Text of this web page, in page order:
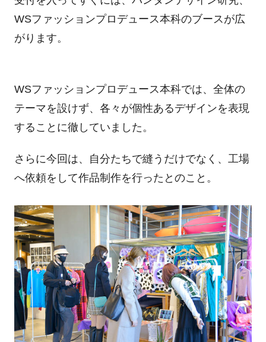
WSファッションプロデュース本科のブースが広
がります。
WSファッションプロデュース本科では、全体の
テーマを設けず、各々が個性あるデザインを表現
することに徹していました。
さらに今回は、自分たちで縫うだけでなく、工場
へ依頼をして作品制作を行ったとのこと。